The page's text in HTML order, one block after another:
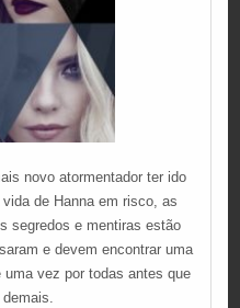
novo atormentador ter ido
de Hanna em risco, as
segredos e mentiras estão
e devem encontrar uma
uma vez por todas antes que